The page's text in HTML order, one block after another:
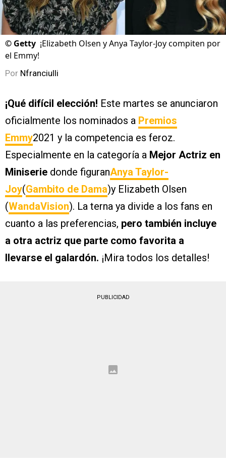
© Getty ¡Elizabeth Olsen y Anya Taylor-Joy compiten por
el Emmy!
Por Nfranciulli
¡Qué difícil elección! Este martes se anunciaron
oficialmente los nominados a Premios
Emmy2021 y la competencia es feroz.
Especialmente en la categoría a Mejor Actriz en
Miniserie donde figuranAnya Taylor-
Joy(Gambito de Dama)y Elizabeth Olsen
(WandaVision). La terna ya divide a los fans en
cuanto a las preferencias, pero también incluye
a otra actriz que parte como favorita a
llevarse el galardón. ¡Mira todos los detalles!
PUBLICIDAD